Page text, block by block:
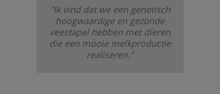
"Ik vind dat we een genetisch
hoogwaardige en gezonde
veestapel hebben met dieren
die een mooie melkproductie
realiseren."